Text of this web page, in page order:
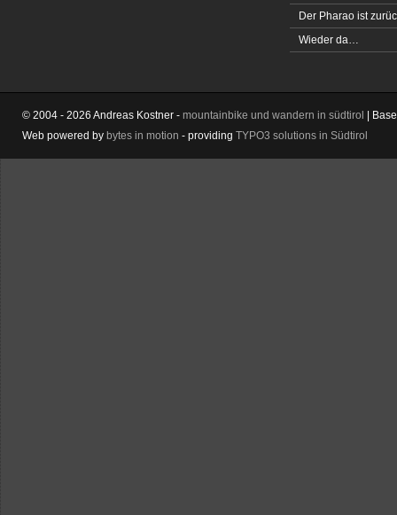
Der Pharao ist
Wieder da…
© 2004 - 2026 Andreas Kostner - mountainbike und wandern in südtirol |
Web powered by bytes in motion - providing TYPO3 solutions in Südtirol